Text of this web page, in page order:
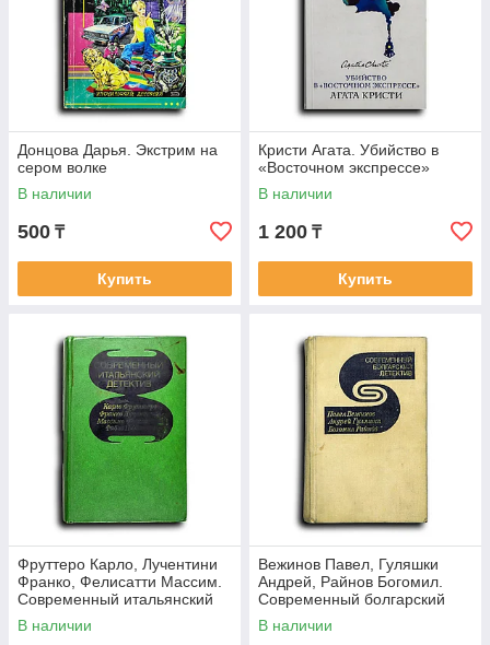
Донцова Дарья. Экстрим на
сером волке
В наличии
500 ₸
Купить
Кристи Агата. Убийство в
«Восточном экспрессе»
В наличии
1 200 ₸
Купить
Фруттеро Карло, Лучентини
Франко, Фелисатти Массим.
Современный итальянский
детектив: Его посетило в
В наличии
Вежинов Павел, Гуляшки
Андрей, Райнов Богомил.
Современный болгарский
детектив: Добровольное
признание.
В наличии